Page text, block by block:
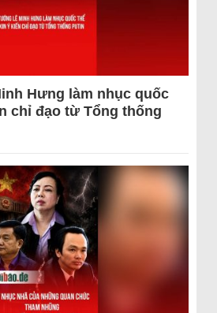
Hưng làm nhục quốc
chỉ đạo từ Tổng thống